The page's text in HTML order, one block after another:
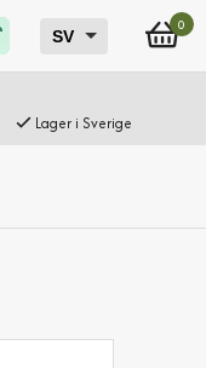
Lager i Sverige
0